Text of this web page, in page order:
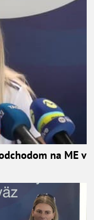
na ME v